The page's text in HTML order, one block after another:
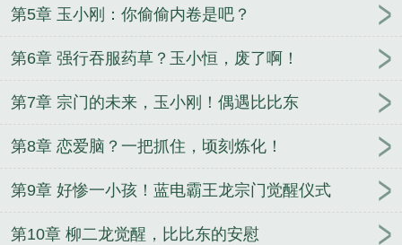
第5章 玉小刚：你偷偷内卷是吧？
第6章 强行吞服药草？玉小恒，废了啊！
第7章 宗门的未来，玉小刚！偶遇比比东
第8章 恋爱脑？一把抓住，顷刻炼化！
第9章 好惨一小孩！蓝电霸王龙宗门觉醒仪式
第10章 柳二龙觉醒，比比东的安慰